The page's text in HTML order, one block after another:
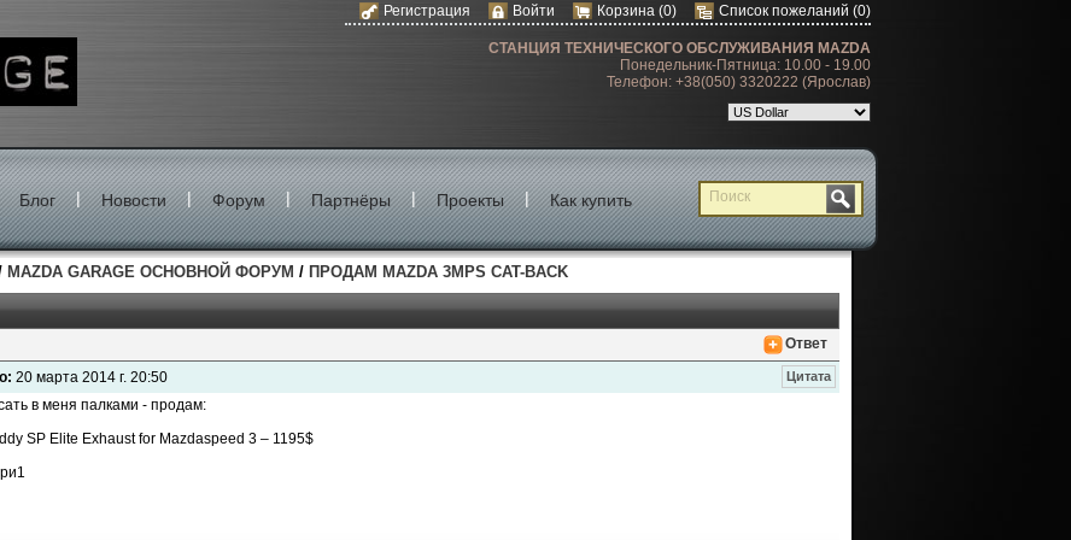
Регистрация Войти Корзина (0) Список пожеланий (0)
СТАНЦИЯ ТЕХНИЧЕСКОГО ОБСЛУЖИВАНИЯ MAZDA
Понедельник-Пятница: 10.00 - 19.00
Телефон: +38(050) 3320222 (Ярослав)
Блог | Новости | Форум | Партнёры | Проекты | Как купить
MAZDA GARAGE ОСНОВНОЙ ФОРУМ / ПРОДАМ MAZDA 3MPS CAT-BACK
Ответ
20 марта 2014 г. 20:50 Цитата
в меня палками - продам:
SP Elite Exhaust for Mazdaspeed 3 – 1195$